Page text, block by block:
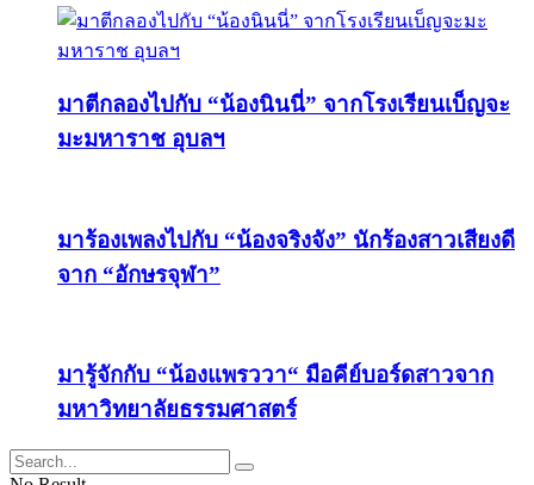
มาตีกลองไปกับ “น้องนินนี่” จากโรงเรียนเบ็ญจะ
มะมหาราช อุบลฯ
มาร้องเพลงไปกับ “น้องจริงจัง” นักร้องสาวเสียงดี
จาก “อักษรจุฬา”
มารู้จักกับ “น้องแพรววา“ มือคีย์บอร์ดสาวจาก
มหาวิทยาลัยธรรมศาสตร์